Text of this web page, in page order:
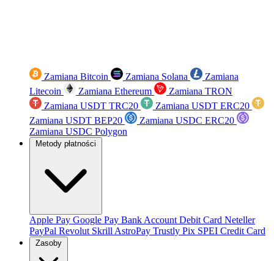
Zamiana Bitcoin Zamiana Solana
Zamiana
Litecoin
Zamiana Ethereum
Zamiana TRON
Zamiana USDT TRC20
Zamiana USDT ERC20
Zamiana USDT BEP20
Zamiana USDC ERC20
Zamiana USDC Polygon
Metody płatności
Apple Pay Google Pay Bank Account Debit Card Neteller
PayPal Revolut Skrill AstroPay Trustly Pix SPEI Credit Card
Zasoby